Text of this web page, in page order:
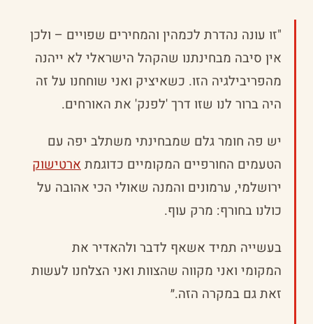
"זו עונה נהדרת לכמהין והמחירים שפויים – ולכן
אין סיבה מבחינתנו שהקהל הישראלי לא ייהנה
מהפריבילגיה הזו. כשאיציק ואני שוחחנו על זה
היה ברור לנו שזו דרך 'לפנק' את האורחים.
יש פה חומר גלם שמבחינתי משתלב יפה עם
הטעמים החורפיים המקומיים כדוגמתארטישוק
ירושלמי, ערמונים והמנה שאולי הכי אהובה על
כולנו בחורף: מרק עוף.
בעשייה תמיד אשאף לדבר ולהאדיר את
המקומי ואני מקווה שהצוות ואני הצלחנו לעשות
זאת גם במקרה הזה.״